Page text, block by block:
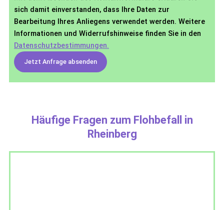
sich damit einverstanden, dass Ihre Daten zur
Bearbeitung Ihres Anliegens verwendet werden. Weitere
Informationen und Widerrufshinweise finden Sie in den
Datenschutzbestimmungen.
Jetzt Anfrage absenden
Häufige Fragen zum Flohbefall in
Rheinberg